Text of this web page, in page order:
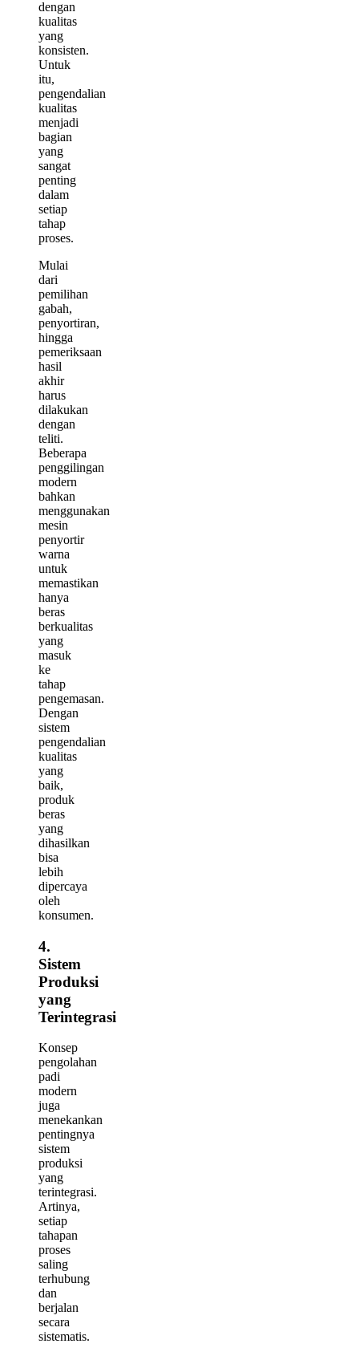
dengan
kualitas
yang
konsisten.
Untuk
itu,
pengendalian
kualitas
menjadi
bagian
yang
sangat
penting
dalam
setiap
tahap
proses.
Mulai
dari
pemilihan
gabah,
penyortiran,
hingga
pemeriksaan
hasil
akhir
harus
dilakukan
dengan
teliti.
Beberapa
penggilingan
modern
bahkan
menggunakan
mesin
penyortir
warna
untuk
memastikan
hanya
beras
berkualitas
yang
masuk
ke
tahap
pengemasan.
Dengan
sistem
pengendalian
kualitas
yang
baik,
produk
beras
yang
dihasilkan
bisa
lebih
dipercaya
oleh
konsumen.
4.
Sistem
Produksi
yang
Terintegrasi
Konsep
pengolahan
padi
modern
juga
menekankan
pentingnya
sistem
produksi
yang
terintegrasi.
Artinya,
setiap
tahapan
proses
saling
terhubung
dan
berjalan
secara
sistematis.